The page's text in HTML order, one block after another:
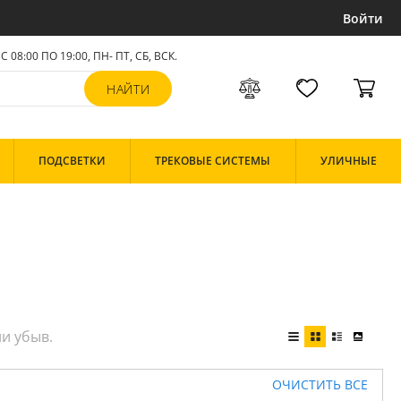
Войти
С 08:00 ПО 19:00, ПН- ПТ,СБ, ВСК.
ПОДСВЕТКИ ТРЕКОВЫЕ СИСТЕМЫ УЛИЧНЫЕ
ОЧИСТИТЬ ВСЕ